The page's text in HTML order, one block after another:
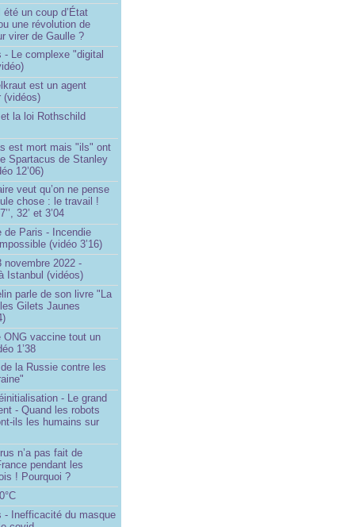
un coup d’État
une révolution de
virer de Gaulle ?
- Le complexe "digital
est un agent
(vidéos)
la loi Rothschild
est mort mais "ils" ont
Spartacus de Stanley
12’06)
veut qu’on ne pense
chose : le travail !
32’ et 3’04
de Paris - Incendie
(vidéo 3’16)
novembre 2022 -
Istanbul (vidéos)
parle de son livre "La
Gilets Jaunes
ONG vaccine tout un
1’38
la Russie contre les
- Le grand
- Quand les robots
ils les humains sur
n’a pas fait de
pendant les
! Pourquoi ?
- Inefficacité du masque